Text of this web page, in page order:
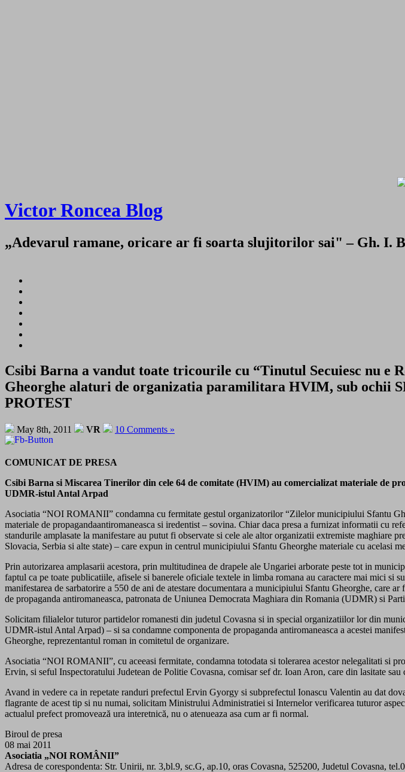
Victor Roncea Blog
„Adevarul ramane, oricare ar fi soarta slujitorilor sai" – Gh. I.
Csibi Barna a vandut toate tricourile cu “Tinutul Secuiesc nu e
Gheorghe alaturi de organizatia paramilitara HVIM, sub ochii
PROTEST
May 8th, 2011 VR 10 Comments »
COMUNICAT DE PRESA
Csibi Barna si Miscarea Tinerilor din cele 64 de comitate (HVIM) au comercializat materiale de
UDMR-istul Antal Arpad
Asociatia “NOI ROMANII” condamna cu fermitate gestul organizatorilor “Zilelor municipiului Sfantu
materiale de propagandaantiromaneasca si iredentist – sovina. Chiar daca presa a furnizat informatii cu
standurile amplasate la manifestare au putut fi observate si cele ale altor organizatii extremiste
Slovacia, Serbia si alte state) – care expun in centrul municipiului Sfantu Gheorghe materiale cu acelasi
Prin autorizarea amplasarii acestora, prin multitudinea de drapele ale Ungariei arborate peste tot in
faptul ca pe toate publicatiile, afisele si banerele oficiale textele in limba romana au caractere mai mici si
manifestarea de sarbatorire a 550 de ani de atestare documentara a municipiului Sfantu Gheorghe, care
de propaganda antiromaneasca, patronata de Uniunea Democrata Maghiara din Romania (UDMR) si
Solicitam filialelor tuturor partidelor romanesti din judetul Covasna si in special organizatiilor lor din
UDMR-istul Antal Arpad) – si sa condamne componenta de propaganda antiromaneasca a acestei
Gheorghe, reprezentantul roman in comitetul de organizare.
Asociatia “NOI ROMANII”, cu aceeasi fermitate, condamna totodata si tolerarea acestor nelegalitati si
Ervin, si seful Inspectoratului Judetean de Politie Covasna, comisar sef dr. Ioan Aron, care din lasitate
Avand in vedere ca in repetate randuri prefectul Ervin Gyorgy si subprefectul Ionascu Valentin au dat
flagrante de acest tip si nu numai, solicitam Ministrului Administratiei si Internelor verificarea tuturor
actualul prefect promovează ura interetnică, nu o atenueaza asa cum ar fi normal.
Biroul de presa
08 mai 2011
Asociatia „NOI ROMÂNII”
Adresa de corespondenta: Str. Unirii, nr. 3,bl.9, sc.G, ap.10, oras Covasna, 525200, Judetul Covasna,